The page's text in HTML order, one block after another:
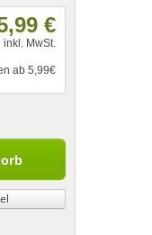
€
inkl. MwSt.
ab 5,99€